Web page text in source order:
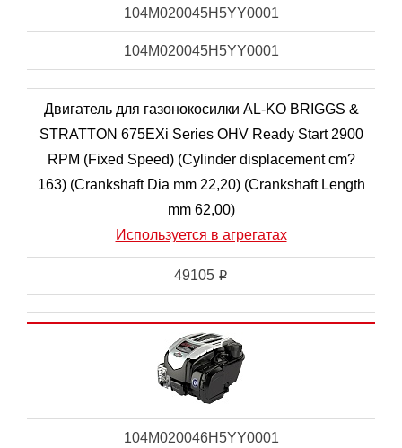
104M020045H5YY0001
104M020045H5YY0001
Двигатель для газонокосилки AL-KO BRIGGS &
STRATTON 675EXi Series OHV Ready Start 2900
RPM (Fixed Speed) (Cylinder displacement cm?
163) (Crankshaft Dia mm 22,20) (Crankshaft Length
mm 62,00)
Используется в агрегатах
49105 i
104M020046H5YY0001